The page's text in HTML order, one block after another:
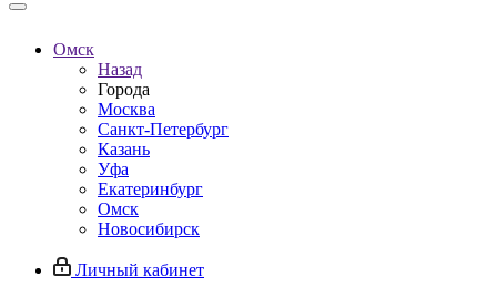
Омск
Назад
Города
Москва
Санкт-Петербург
Казань
Уфа
Екатеринбург
Омск
Новосибирск
Личный кабинет